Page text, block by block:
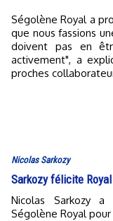
Ségolène Royal a
que nous fassions
doivent pas en
activement", a
proches
Nicolas Sarkozy
Sarkozy félicite Royal
Nicolas Sarkozy a félicité vendredi en fin de journée
Ségolène Royal